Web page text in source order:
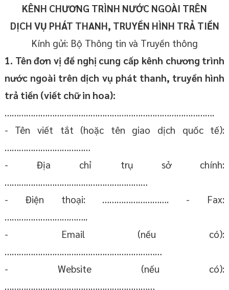
KÊNH CHƯƠNG TRÌNH NƯỚC NGOÀI TRÊN
DỊCH VỤ PHÁT THANH, TRUYỀN HÌNH TRẢ TIỀN
Kính gửi: Bộ Thông tin và Truyền thông
1. Tên đơn vị đề nghị cung cấp kênh chương trình
nước ngoài trên dịch vụ phát thanh, truyền hình
trả tiền (viết chữ in hoa):
…………………………………………………………………………….
- Tên viết tắt (hoặc tên giao dịch quốc tế):
………………………………
- Địa chỉ trụ sở chính:
……………………………………………………
- Điện thoại: ………………………. - Fax:
……………………………..
- Email (nếu có):
…………………………………………………………
- Website (nếu có):
………………………………………………………